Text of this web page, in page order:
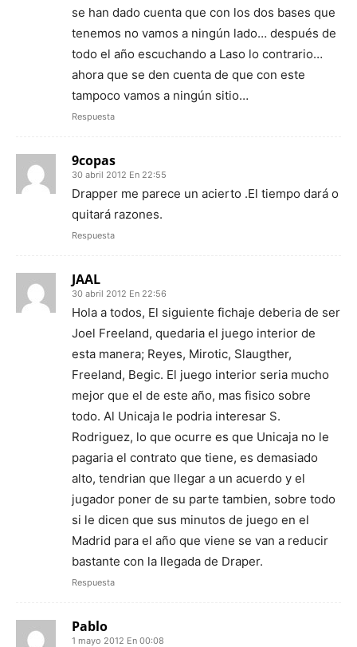
se han dado cuenta que con los dos bases que
tenemos no vamos a ningún lado… después de
todo el año escuchando a Laso lo contrario…
ahora que se den cuenta de que con este
tampoco vamos a ningún sitio…
Respuesta
9copas
30 abril 2012 En 22:55
Drapper me parece un acierto .El tiempo dará o
quitará razones.
Respuesta
JAAL
30 abril 2012 En 22:56
Hola a todos, El siguiente fichaje deberia de ser
Joel Freeland, quedaria el juego interior de
esta manera; Reyes, Mirotic, Slaugther,
Freeland, Begic. El juego interior seria mucho
mejor que el de este año, mas fisico sobre
todo. Al Unicaja le podria interesar S.
Rodriguez, lo que ocurre es que Unicaja no le
pagaria el contrato que tiene, es demasiado
alto, tendrian que llegar a un acuerdo y el
jugador poner de su parte tambien, sobre todo
si le dicen que sus minutos de juego en el
Madrid para el año que viene se van a reducir
bastante con la llegada de Draper.
Respuesta
Pablo
1 mayo 2012 En 00:08